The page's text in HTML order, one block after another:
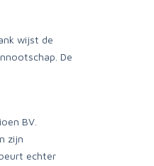
wijst de
De
BV.
zijn
echter